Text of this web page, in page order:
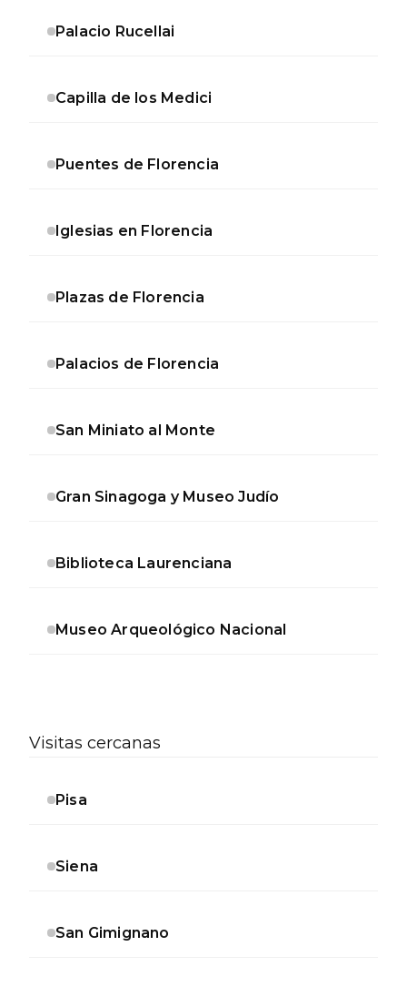
Palacio Rucellai
Capilla de los Medici
Puentes de Florencia
Iglesias en Florencia
Plazas de Florencia
Palacios de Florencia
San Miniato al Monte
Gran Sinagoga y Museo Judío
Biblioteca Laurenciana
Museo Arqueológico Nacional
Visitas cercanas
Pisa
Siena
San Gimignano